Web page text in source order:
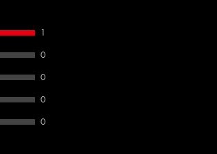
1
0
0
0
0